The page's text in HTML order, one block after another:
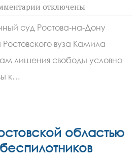
к
записи
В Ростове
студенту
дали
два
года
условно
отключены
суд Ростова-на-Дону
вуза Камила
лишения свободы условно
к…
областью